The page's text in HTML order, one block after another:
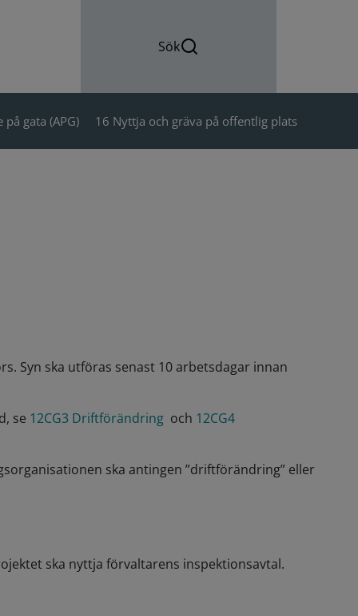
Sök
på gata (APG) 16 Nyttja och gräva på offentlig plats
Syn ska utföras senast 10 arbetsdagar innan
se 12CG3 Driftförändring och 12CG4
ska antingen ”driftförändring” eller
ska nyttja förvaltarens inspektionsavtal.